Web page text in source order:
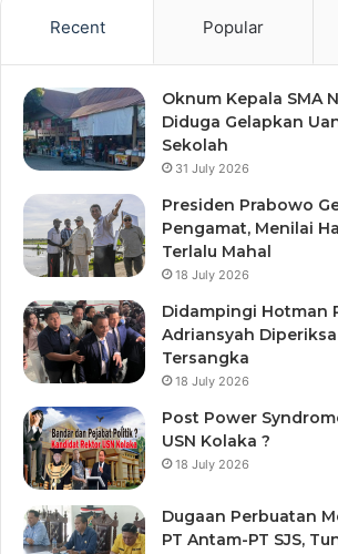
Recent Popular
Oknum Kepala SMA
Diduga Gelapkan
Sekolah
31 July 2026
Presiden Prabowo
Pengamat, Menilai
Terlalu Mahal
18 July 2026
Didampingi Hotman
Adriansyah
Tersangka
18 July 2026
Post Power
USN Kolaka ?
18 July 2026
Dugaan Perbuatan
PT Antam-PT SJS,